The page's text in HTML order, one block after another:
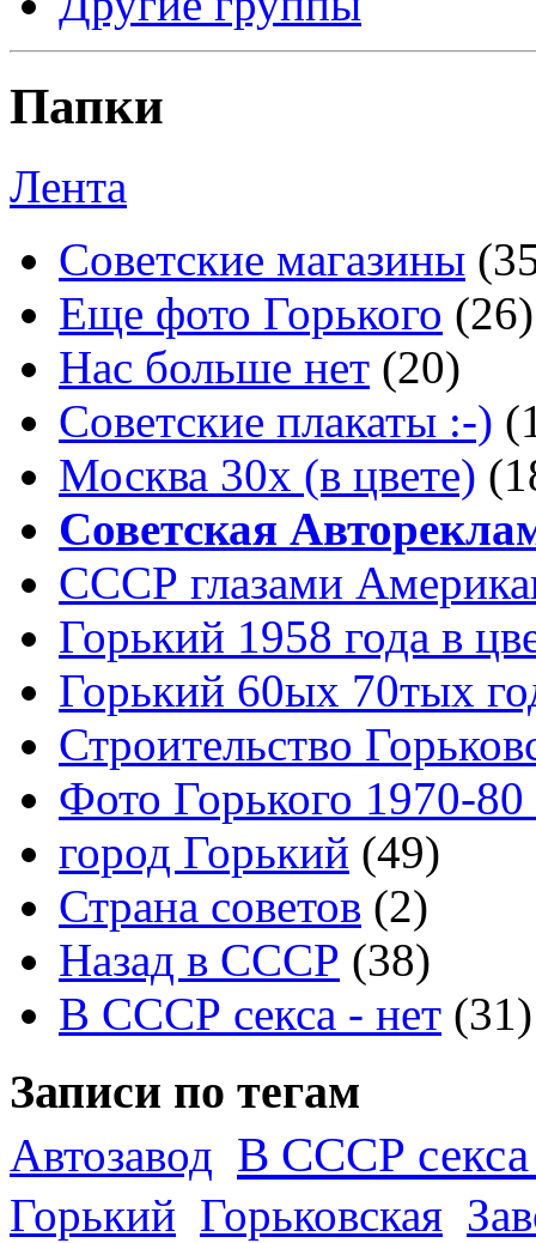
Папки
Лента
Советские магазины
Еще фото Горького (26)
Нас больше нет (20)
Советские плакаты :-)
Москва 30x (в цвете)
Советская
СССР глазами
Горький 1958 года в
Горький 60ых 70тых
Строительство
Фото Горького 1970-80
город Горький (49)
Страна советов (2)
Назад в СССР (38)
В СССР секса - нет (31)
Записи по тегам
Автозавод В СССР секса
Горький Горьковская